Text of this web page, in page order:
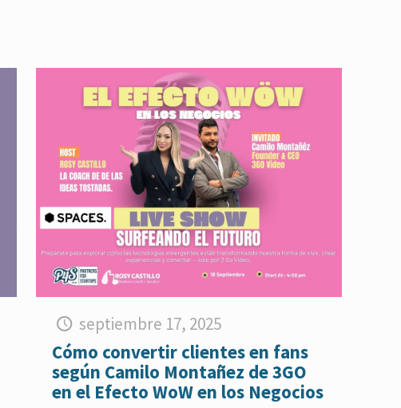
septiembre 17, 2025
Cómo convertir clientes en fans
según Camilo Montañez de 3GO
en el Efecto WoW en los Negocios